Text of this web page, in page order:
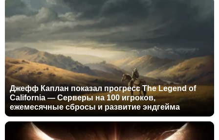
Джефф Каплан показал прогресс The Legend of
California — Серверы на 100 игроков,
ежемесячные сбросы и развитие эндгейма